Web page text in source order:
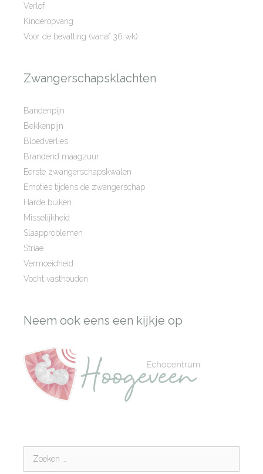
Verlof
Kinderopvang
Voor de bevalling (vanaf 36 wk)
Zwangerschapsklachten
Bandenpijn
Bekkenpijn
Bloedverlies
Brandend maagzuur
Eerste zwangerschapskwalen
Emoties tijdens de zwangerschap
Harde buiken
Misselijkheid
Slaapproblemen
Striae
Vermoeidheid
Vocht vasthouden
Neem ook eens een kijkje op